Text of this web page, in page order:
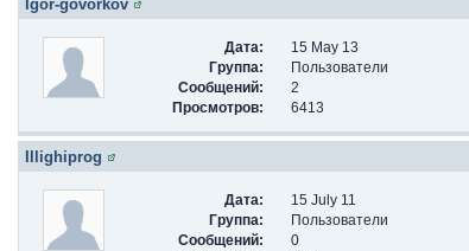
Igor-govorkov
Дата:
15 May 13
Группа:
Пользователи
Сообщений:
2
Просмотров:
6413
Illighiprog
Дата:
15 July 11
Группа:
Пользователи
Сообщений:
0